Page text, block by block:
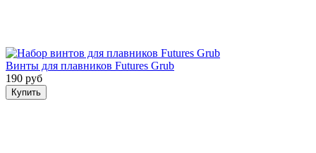
Винты для плавников Futures Grub
190 руб
Купить